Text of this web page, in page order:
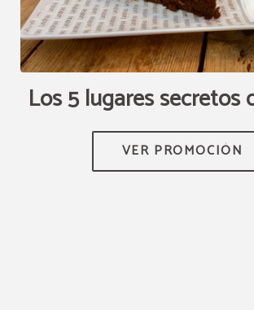
Los 5 lugares secretos